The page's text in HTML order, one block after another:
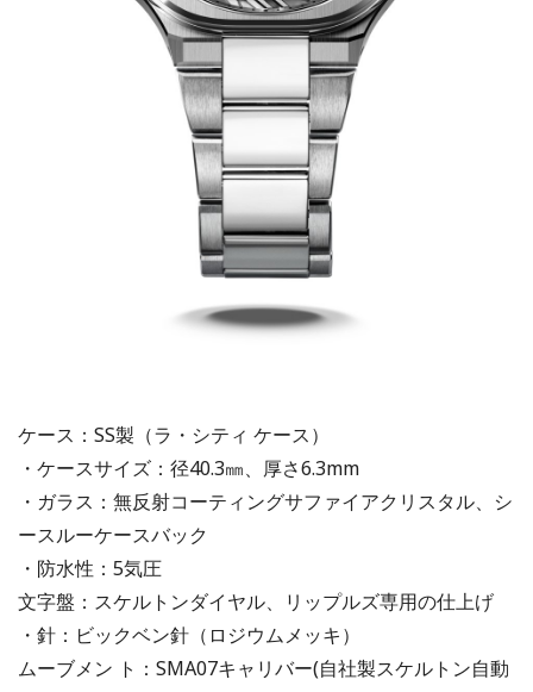
ケース：SS製（ラ・シティ ケース）
・ケースサイズ：径40.3㎜、厚さ6.3mm
・ガラス：無反射コーティングサファイアクリスタル、シ
ースルーケースバック
・防水性：5気圧
文字盤：スケルトンダイヤル、リップルズ専用の仕上げ
・針：ビックベン針（ロジウムメッキ）
ムーブメン ト：SMA07キャリバー(自社製スケルトン自動